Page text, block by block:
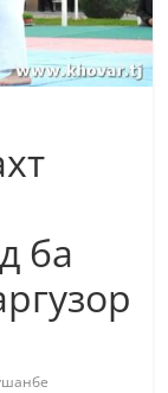
ба